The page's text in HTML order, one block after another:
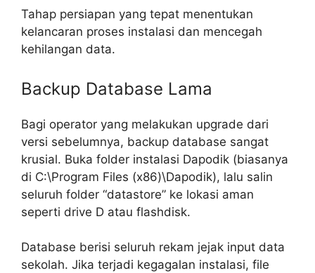
Tahap persiapan yang tepat menentukan
kelancaran proses instalasi dan mencegah
kehilangan data.
Backup Database Lama
Bagi operator yang melakukan upgrade dari
versi sebelumnya, backup database sangat
krusial. Buka folder instalasi Dapodik (biasanya
di C:\Program Files (x86)\Dapodik), lalu salin
seluruh folder “datastore” ke lokasi aman
seperti drive D atau flashdisk.
Database berisi seluruh rekam jejak input data
sekolah. Jika terjadi kegagalan instalasi, file